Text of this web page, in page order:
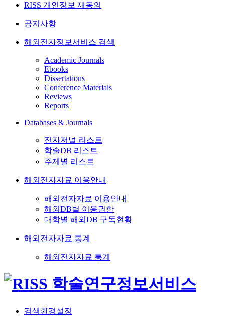
RISS 개인정보 재동의
공지사항
해외전자정보서비스 검색
Academic Journals
Ebooks
Dissertations
Conference Materials
Reviews
Reports
Databases & Journals
전자저널 리스트
학술DB 리스트
주제별 리스트
해외전자자료 이용안내
해외전자자료 이용안내
해외DB별 이용권한
대학별 해외DB 구독현황
해외전자자료 통계
해외전자자료 통계
검색환경설정